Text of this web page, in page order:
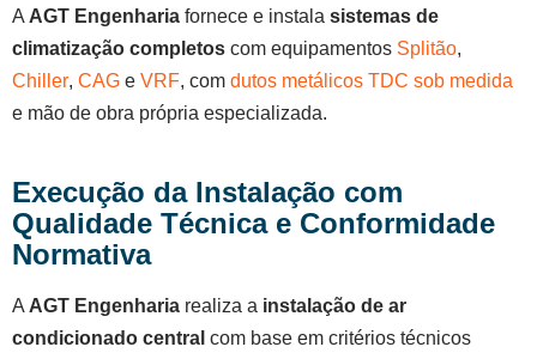
A AGT Engenharia fornece e instala sistemas de
climatização completos com equipamentos Splitão,
Chiller, CAG e VRF, com dutos metálicos TDC sob medida
e mão de obra própria especializada.
Execução da Instalação com
Qualidade Técnica e Conformidade
Normativa
A AGT Engenharia realiza a instalação de ar
condicionado central com base em critérios técnicos